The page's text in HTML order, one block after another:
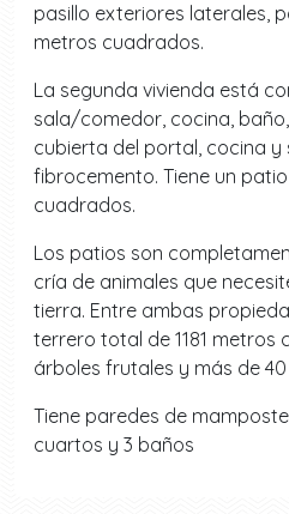
pasillo exteriores laterales,
metros cuadrados.
La segunda vivienda está
sala/comedor, cocina,
cubierta del portal, cocina y
fibrocemento. Tiene un
cuadrados.
Los patios son
cría de animales que
tierra. Entre ambas
terrero total de 1181 metros
árboles frutales y más de
Tiene paredes de
cuartos y 3 baños